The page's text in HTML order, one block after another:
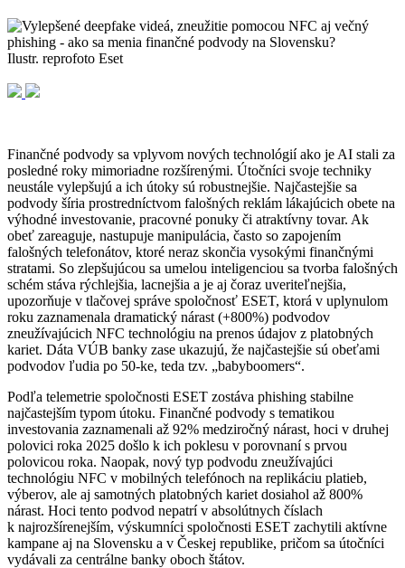
Ilustr. reprofoto Eset
Finančné podvody sa vplyvom nových technológií ako je AI stali za
posledné roky mimoriadne rozšírenými. Útočníci svoje techniky
neustále vylepšujú a ich útoky sú robustnejšie. Najčastejšie sa
podvody šíria prostredníctvom falošných reklám lákajúcich obete na
výhodné investovanie, pracovné ponuky či atraktívny tovar. Ak
obeť zareaguje, nastupuje manipulácia, často so zapojením
falošných telefonátov, ktoré neraz skončia vysokými finančnými
stratami. So zlepšujúcou sa umelou inteligenciou sa tvorba falošných
schém stáva rýchlejšia, lacnejšia a je aj čoraz uveriteľnejšia,
upozorňuje v tlačovej správe spoločnosť ESET, ktorá v uplynulom
roku zaznamenala dramatický nárast (+800%) podvodov
zneužívajúcich NFC technológiu na prenos údajov z platobných
kariet. Dáta VÚB banky zase ukazujú, že najčastejšie sú obeťami
podvodov ľudia po 50-ke, teda tzv. „babyboomers“.
Podľa telemetrie spoločnosti ESET zostáva phishing stabilne
najčastejším typom útoku. Finančné podvody s tematikou
investovania zaznamenali až 92% medziročný nárast, hoci v druhej
polovici roka 2025 došlo k ich poklesu v porovnaní s prvou
polovicou roka. Naopak, nový typ podvodu zneužívajúci
technológiu NFC v mobilných telefónoch na replikáciu platieb,
výberov, ale aj samotných platobných kariet dosiahol až 800%
nárast. Hoci tento podvod nepatrí v absolútnych číslach
k najrozšírenejším, výskumníci spoločnosti ESET zachytili aktívne
kampane aj na Slovensku a v Českej republike, pričom sa útočníci
vydávali za centrálne banky oboch štátov.